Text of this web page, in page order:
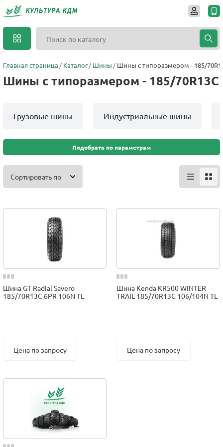
Главная страница Каталог Шины Шины с типоразмером - 185/
Шины с типоразмером - 185/70R13C
Грузовые шины Индустриальные шины
Подобрать по параметрам
Сортировать по
Шина GT Radial Savero
185/70R13C 6PR 106N TL
Цена по запросу
Шина Kenda KR500 WINTER
TRAIL 185/70R13C 106/104N TL
Цена по запросу